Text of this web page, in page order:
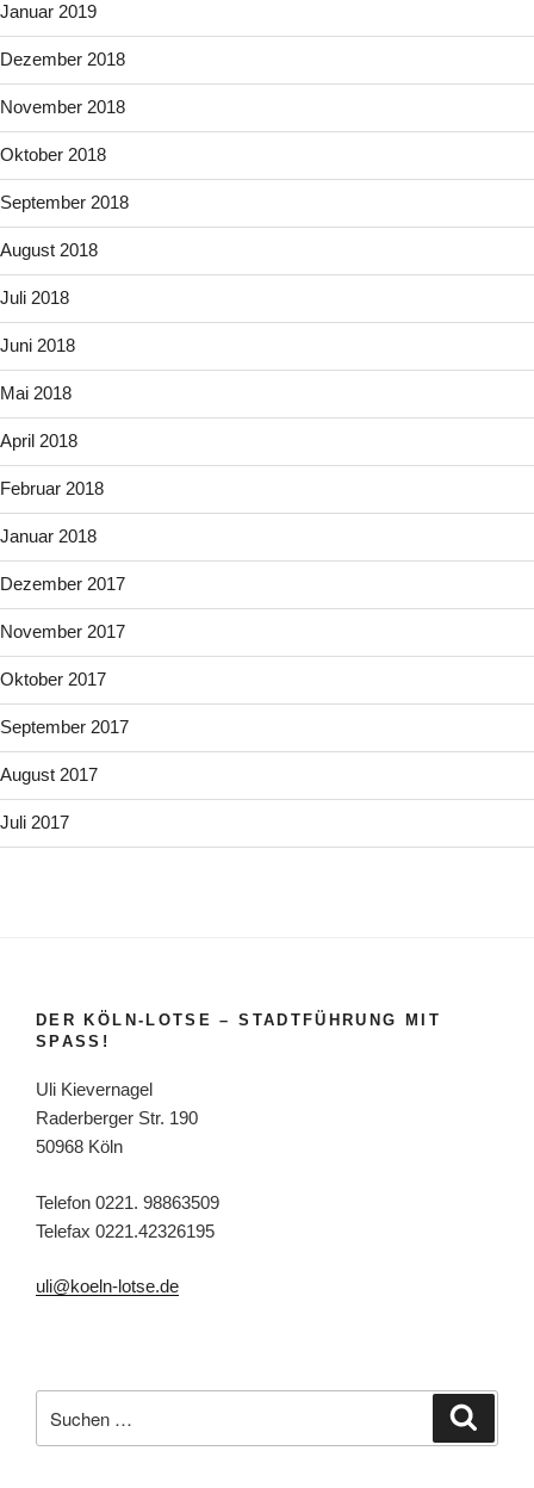
Januar 2019
Dezember 2018
November 2018
Oktober 2018
September 2018
August 2018
Juli 2018
Juni 2018
Mai 2018
April 2018
Februar 2018
Januar 2018
Dezember 2017
November 2017
Oktober 2017
September 2017
August 2017
Juli 2017
DER KÖLN-LOTSE – STADTFÜHRUNG MIT
SPASS!
Uli Kievernagel
Raderberger Str. 190
50968 Köln
Telefon 0221. 98863509
Telefax 0221.42326195
uli@koeln-lotse.de
nach: